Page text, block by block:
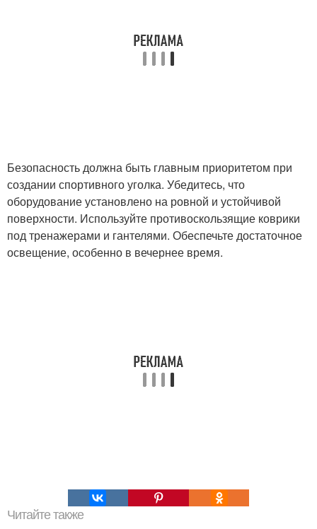
Безопасность должна быть главным приоритетом при
создании спортивного уголка. Убедитесь, что
оборудование установлено на ровной и устойчивой
поверхности. Используйте противоскользящие коврики
под тренажерами и гантелями. Обеспечьте достаточное
освещение, особенно в вечернее время.
Читайте также